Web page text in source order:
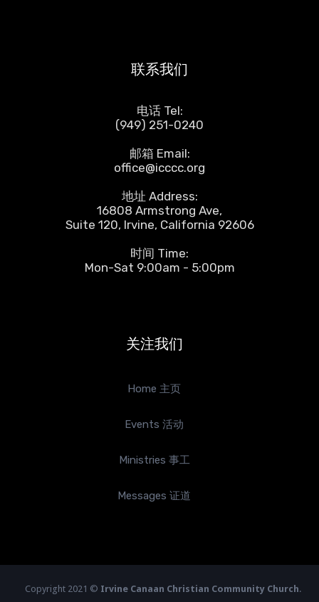
联系我们
电话 Tel:
(949) 251-0240
邮箱 Email:
office@icccc.org
地址 Address:
16808 Armstrong Ave,
Suite 120, Irvine, California 92606
时间 Time:
Mon-Sat 9:00am - 5:00pm
关注我们
Home 主页
Events 活动
Ministries 事工
Messages 证道
Copyright 2021 © Irvine Canaan Christian Community Church.